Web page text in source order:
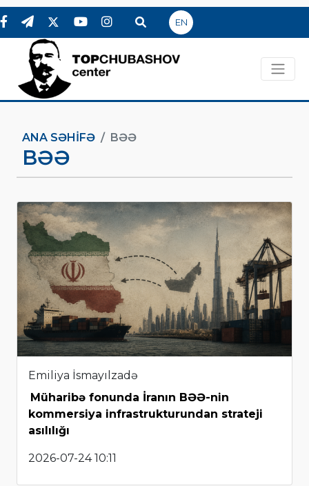
EN
ANA SƏHIFƏ BƏƏ
BƏƏ
Emiliya İsmayılzadə
Müharibə fonunda İranın BƏƏ-nin
kommersiya infrastrukturundan strateji
asılılığı
2026-07-24 10:11